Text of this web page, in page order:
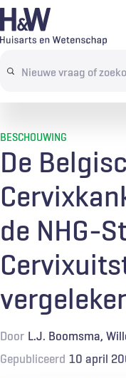
Overslaan
en
de Search
terms
BESCHOUWING
De
de NHG-
Door L.J. Boomsma
Gepubliceerd 10 april